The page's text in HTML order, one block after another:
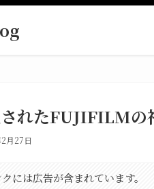
れたFUJIFILMの
月27日
には広告が含まれています。